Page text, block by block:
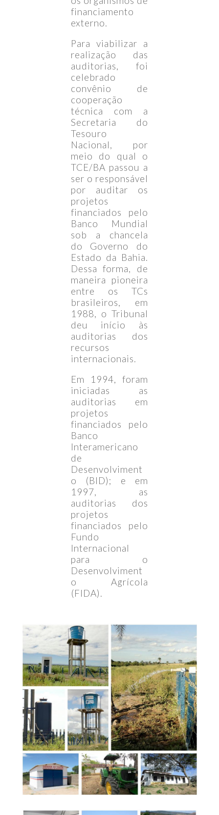
financiamento
externo.
Para viabilizar a
realização das
auditorias, foi
celebrado
convênio de
cooperação
técnica com a
Secretaria do
Tesouro
Nacional, por
meio do qual o
TCE/BA passou a
ser o responsável
por auditar os
projetos
financiados pelo
Banco Mundial
sob a chancela
do Governo do
Estado da Bahia.
Dessa forma, de
maneira pioneira
entre os TCs
brasileiros, em
1988, o Tribunal
deu início às
auditorias dos
recursos
internacionais.
Em 1994, foram
iniciadas as
auditorias em
projetos
financiados pelo
Banco
Interamericano
de
Desenvolviment
o (BID); e em
1997, as
auditorias dos
projetos
financiados pelo
Fundo
Internacional
para o
Desenvolviment
o Agrícola
(FIDA).